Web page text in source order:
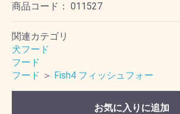
商品コード： 011527
関連カテゴリ
犬フード
フード
フード ＞ Fish4 フィッシュフォー
お気に入りに追加